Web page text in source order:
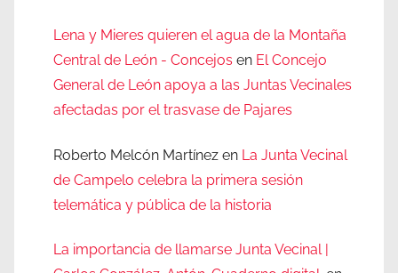
Lena y Mieres quieren el agua de la Montaña
Central de León - Concejos en El Concejo
General de León apoya a las Juntas Vecinales
afectadas por el trasvase de Pajares
Roberto Melcón Martínez en La Junta Vecinal
de Campelo celebra la primera sesión
telemática y pública de la historia
La importancia de llamarse Junta Vecinal |